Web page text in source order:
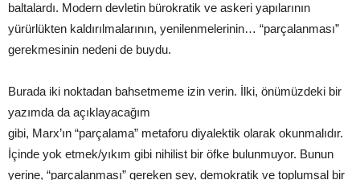
baltalardı. Modern devletin bürokratik ve askeri yapılarının
yürürlükten kaldırılmalarının, yenilenmelerinin… “parçalanması”
gerekmesinin nedeni de buydu.
Burada iki noktadan bahsetmeme izin verin. İlki, önümüzdeki bir
yazımda da açıklayacağım
gibi, Marx’ın “parçalama” metaforu diyalektik olarak okunmalıdır.
İçinde yok etmek/yıkım gibi nihilist bir öfke bulunmuyor. Bunun
yerine, “parçalanması” gereken şey, demokratik ve toplumsal bir